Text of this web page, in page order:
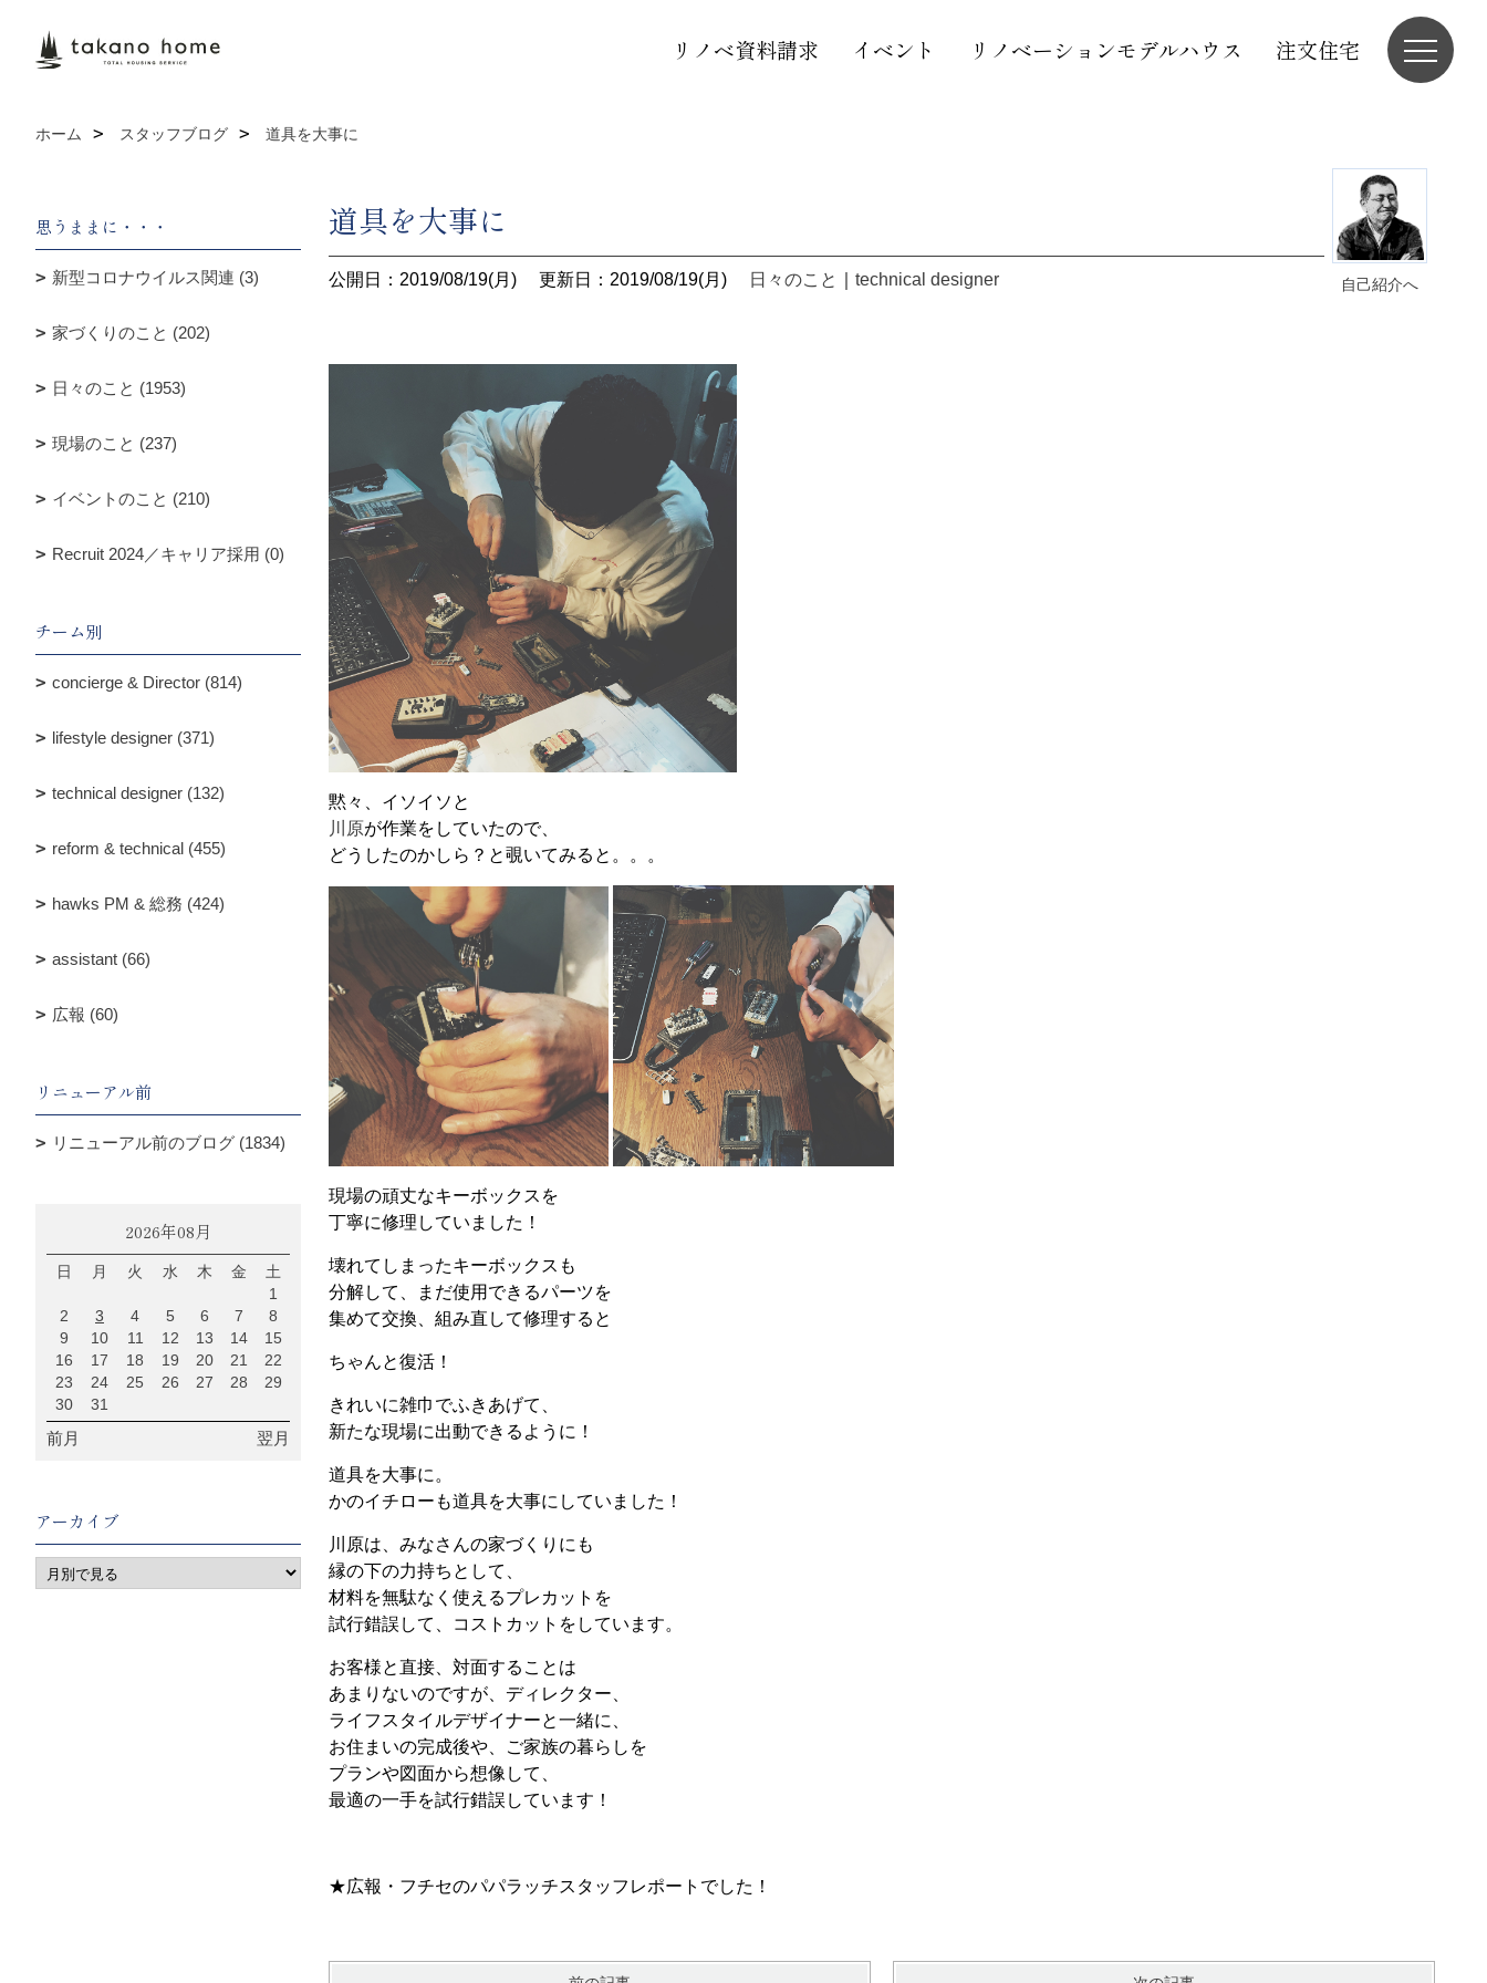
リノベ資料請求 イベント リノベーションモデルハウス 注文住宅
ホーム スタッフブログ 道具を大事に
自己紹介へ
道具を大事に
公開日：2019/08/19(月) 更新日：2019/08/19(月) 日々のこと technical designer
黙々、イソイソと
川原が作業をしていたので、
どうしたのかしら？と覗いてみると。。。
現場の頑丈なキーボックスを
丁寧に修理していました！
壊れてしまったキーボックスも
分解して、まだ使用できるパーツを
集めて交換、組み直して修理すると
ちゃんと復活！
きれいに雑巾でふきあげて、
新たな現場に出動できるように！
道具を大事に。
かのイチローも道具を大事にしていました！
川原は、みなさんの家づくりにも
縁の下の力持ちとして、
材料を無駄なく使えるプレカットを
試行錯誤して、コストカットをしています。
お客様と直接、対面することは
あまりないのですが、ディレクター、
ライフスタイルデザイナーと一緒に、
お住まいの完成後や、ご家族の暮らしを
プランや図面から想像して、
最適の一手を試行錯誤しています！
★広報・フチセのパパラッチスタッフレポートでした！
思うままに・・・
新型コロナウイルス関連 (3)
家づくりのこと (202)
日々のこと (1953)
現場のこと (237)
イベントのこと (210)
Recruit 2024／キャリア採用 (0)
チーム別
concierge & Director (814)
lifestyle designer (371)
technical designer (132)
reform & technical (455)
hawks PM & 総務 (424)
assistant (66)
広報 (60)
リニューアル前
リニューアル前のブログ (1834)
2026年08月
日 月 火 水 木 金
土
1
2
3 4 5 6 7
8
9
10 11 12 13 14
15
16
17 18 19 20 21
22
23
24 25 26 27 28
29
30
31
前月 翌月
アーカイブ